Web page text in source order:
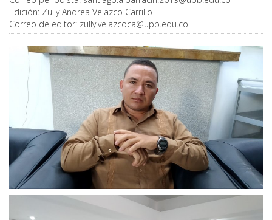
Edición: Zully Andrea Velazco Carrillo
Correo de editor: zully.velazcoca@upb.edu.co